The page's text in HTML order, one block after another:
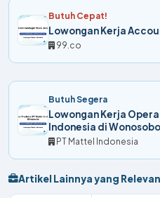
Butuh Cepat!
Lowongan Kerja
99.co
Butuh Segera
Lowongan Kerja
Indonesia di Wonosobo
PT Mattel Indonesia
Artikel Lainnya yang Relevan